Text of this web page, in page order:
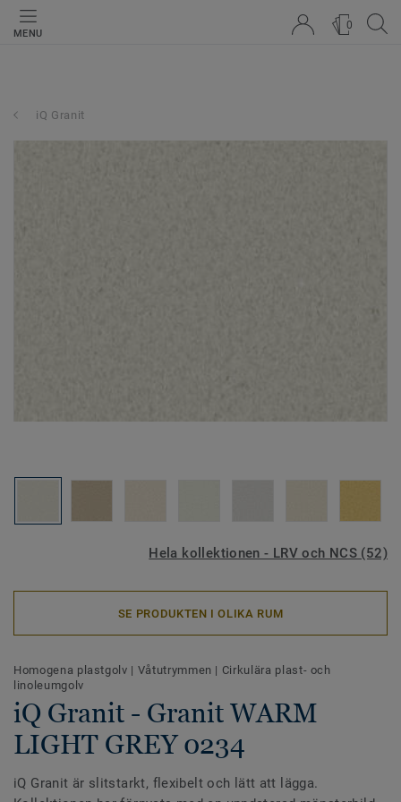
MENU
0
iQ Granit
Hela kollektionen - LRV och NCS (52)
SE PRODUKTEN I OLIKA RUM
Homogena plastgolv | Våtutrymmen | Cirkulära plast- och
linoleumgolv
iQ Granit - Granit WARM
LIGHT GREY 0234
iQ Granit är slitstarkt, flexibelt och lätt att lägga.